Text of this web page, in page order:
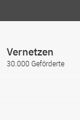
Vernetzen
30.000 Geförderte